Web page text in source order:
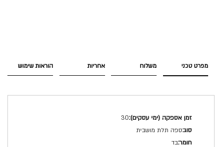
מפרט טכני
מפרט
טכני
30
ספה תלת מושבית
בד
משלוח אחריות הוראות שימוש